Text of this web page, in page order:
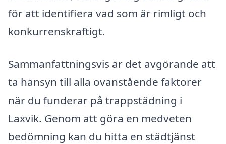
för att identifiera vad som är rimligt och
konkurrenskraftigt.
Sammanfattningsvis är det avgörande att
ta hänsyn till alla ovanstående faktorer
när du funderar på trappstädning i
Laxvik. Genom att göra en medveten
bedömning kan du hitta en städtjänst